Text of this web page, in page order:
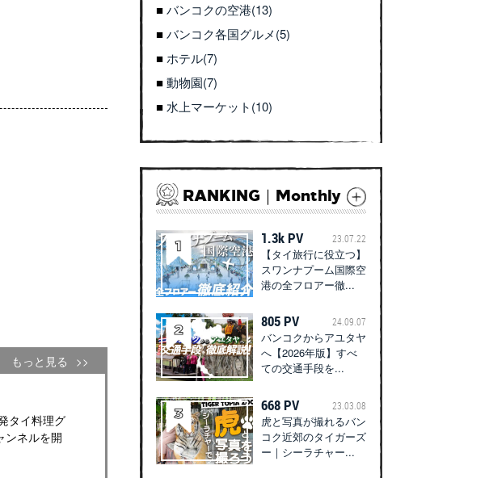
もっと見る
タイ料理グ
ンネルを開
バンコクの空港(13)
バンコク各国グルメ(5)
ホテル(7)
動物園(7)
水上マーケット(10)
RANKING｜Monthly
1.3k PV 23.07.22
【タイ旅行に役立つ】
スワンナプーム国際空
港の全フロアー徹...
805 PV 24.09.07
バンコクからアユタヤ
へ【2026年版】すべ
ての交通手段を...
668 PV 23.03.08
虎と写真が撮れるバン
コク近郊のタイガーズ
ー｜シーラチャー...